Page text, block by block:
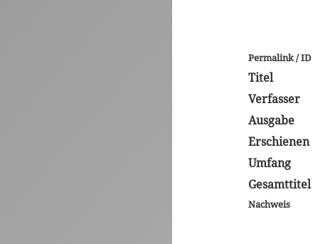
Permalink / ID
Titel
Verfasser
Ausgabe
Erschienen
Umfang
Gesamttitel
Nachweis